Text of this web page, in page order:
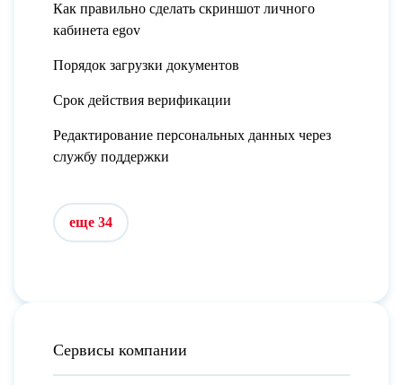
Как правильно сделать скриншот личного
кабинета egov
Порядок загрузки документов
Срок действия верификации
Редактирование персональных данных через
службу поддержки
еще 34
Сервисы компании